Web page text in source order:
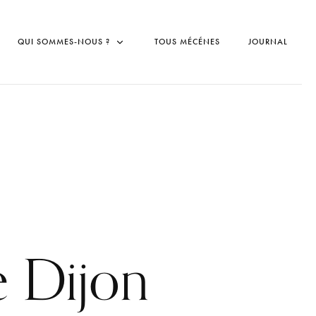
QUI SOMMES-NOUS ? TOUS MÉCÉNES JOURNAL
Dijon